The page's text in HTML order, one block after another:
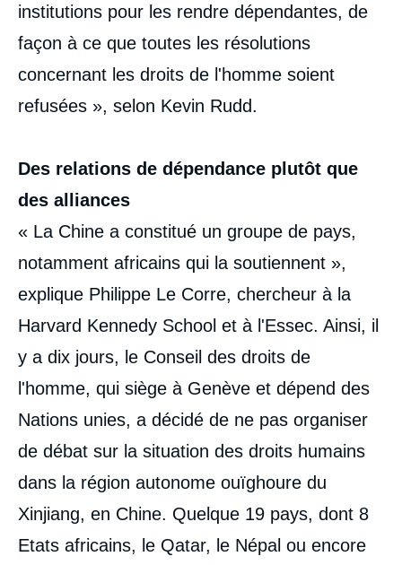
institutions pour les rendre dépendantes, de
façon à ce que toutes les résolutions
concernant les droits de l'homme soient
refusées », selon Kevin Rudd.
Des relations de dépendance plutôt que
des alliances
« La Chine a constitué un groupe de pays,
notamment africains qui la soutiennent »,
explique Philippe Le Corre, chercheur à la
Harvard Kennedy School et à l'Essec. Ainsi, il
y a dix jours, le Conseil des droits de
l'homme, qui siège à Genève et dépend des
Nations unies, a décidé de ne pas organiser
de débat sur la situation des droits humains
dans la région autonome ouïghoure du
Xinjiang, en Chine. Quelque 19 pays, dont 8
Etats africains, le Qatar, le Népal ou encore